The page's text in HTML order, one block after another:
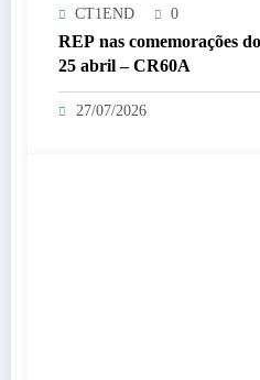
CT1END 0
REP nas comemorações
25 abril – CR60A
27/07/2026